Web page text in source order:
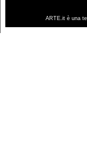
ARTE.it è una